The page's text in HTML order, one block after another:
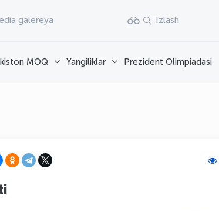
galereya Izlash
MOQ Yangiliklar Prezident Olimpiadasi